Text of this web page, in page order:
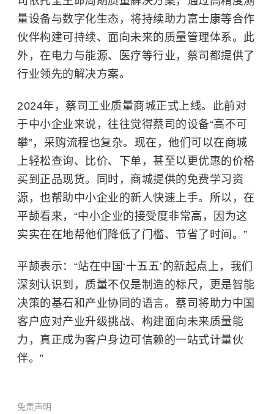
量设备与数字化生态，将持续助力富士康等合作
伙伴构建可持续、面向未来的质量管理体系。此
外，在电力与能源、医疗等行业，蔡司都提供了
行业领先的解决方案。
2024年，蔡司工业质量商城正式上线。此前对
于中小企业来说，往往觉得蔡司的设备“高不可
攀”，采购流程也复杂。现在，他们可以在商城
上轻松查询、比价、下单，甚至以更优惠的价格
买到正品现货。同时，商城提供的免费学习资
源，也帮助中小企业的新人快速上手。所以，在
平颉看来，“中小企业的接受度非常高，因为这
实实在在地帮他们降低了门槛、节省了时间。”
平颉表示：“站在中国‘十五五’的新起点上，我们
深刻认识到，质量不仅是制造的标尺，更是智能
决策的基石和产业协同的语言。蔡司将助力中国
客户应对产业升级挑战、构建面向未来质量能
力，真正成为客户身边可信赖的一站式计量伙
伴。”
免责声明